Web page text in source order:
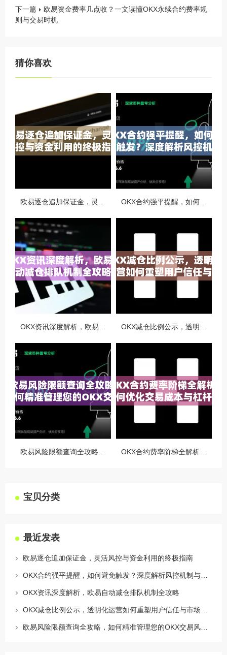
下一篇
欧易资金费率几点收？一文读懂OKX永续合约费率规
则与交易时机
猜你喜欢
宝贝分类
最近发表
欧易逐仓追加保证金，灵活风控与资金利用的终极指南
OKX资讯深度解析，欧易自动减仓排队机制全攻略